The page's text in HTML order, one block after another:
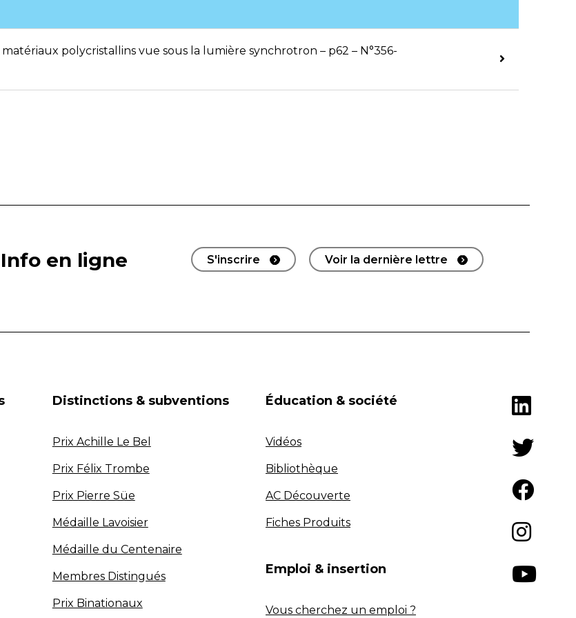
polycristallins vue sous la lumière synchrotron – p62 – N°356-
en ligne S'inscrire Voir la dernière lettre
Distinctions & subventions
Prix Achille Le Bel
Prix Félix Trombe
Prix Pierre Süe
Médaille Lavoisier
Médaille du Centenaire
Membres Distingués
Prix Binationaux
Éducation & société
Vidéos
Bibliothèque
AC Découverte
Fiches Produits
Emploi & insertion
Vous cherchez un emploi ?